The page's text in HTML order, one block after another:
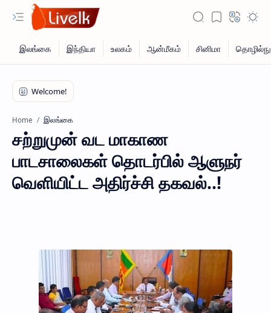
Home இலங்கை
சற்றுமுன் வட மாகாண
பாடசாலைகள் தொடர்பில் ஆளுநர்
வெளியிட்ட அதிர்ச்சி தகவல்..!